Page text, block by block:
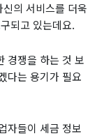
의 서비스를 더욱
되고 있는데요.
경쟁을 하는 것 보
다는 용기가 필요
자들이 세금 정보